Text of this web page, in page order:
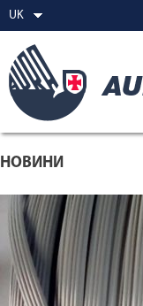
UK
НОВИНИ